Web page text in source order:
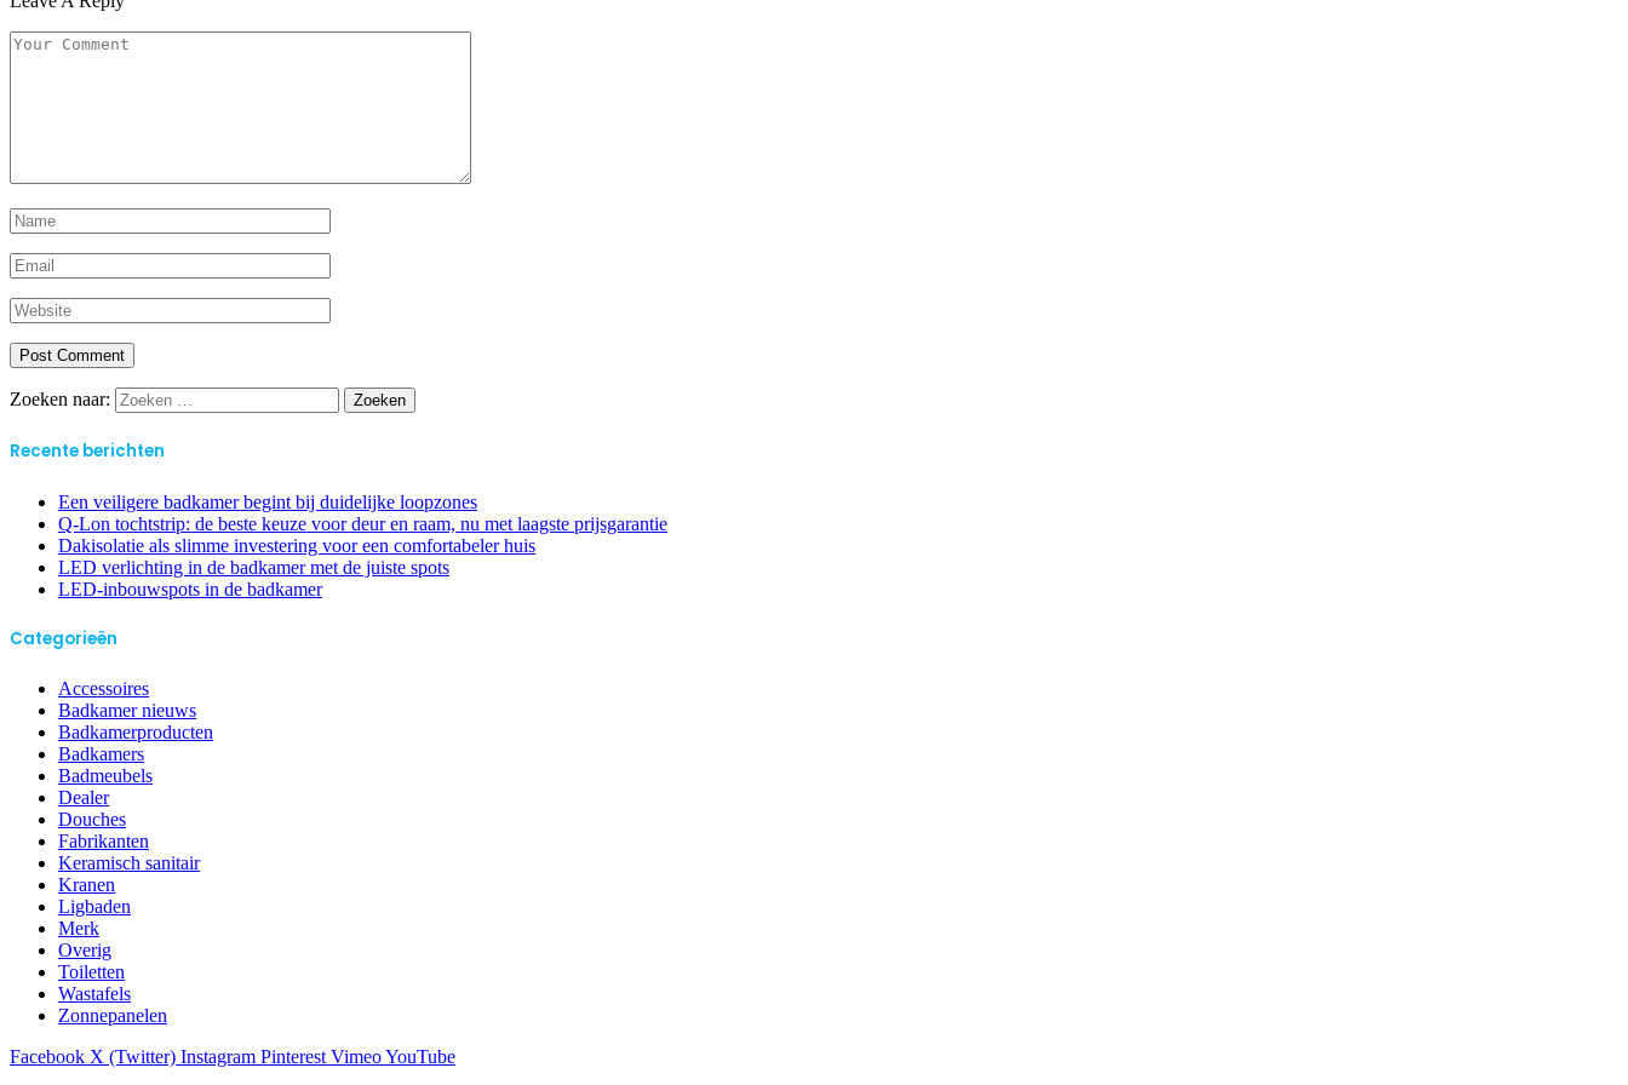
Zoeken naar:
Recente berichten
Een veiligere badkamer begint bij duidelijke loopzones
Q-Lon tochtstrip: de beste keuze voor deur en raam, nu met laagste prijsgarantie
Dakisolatie als slimme investering voor een comfortabeler huis
LED verlichting in de badkamer met de juiste spots
LED-inbouwspots in de badkamer
Categorieën
Accessoires
Badkamer nieuws
Badkamerproducten
Badkamers
Badmeubels
Dealer
Douches
Fabrikanten
Keramisch sanitair
Kranen
Ligbaden
Merk
Overig
Toiletten
Wastafels
Zonnepanelen
Facebook X (Twitter) Instagram Pinterest VimeoYouTube